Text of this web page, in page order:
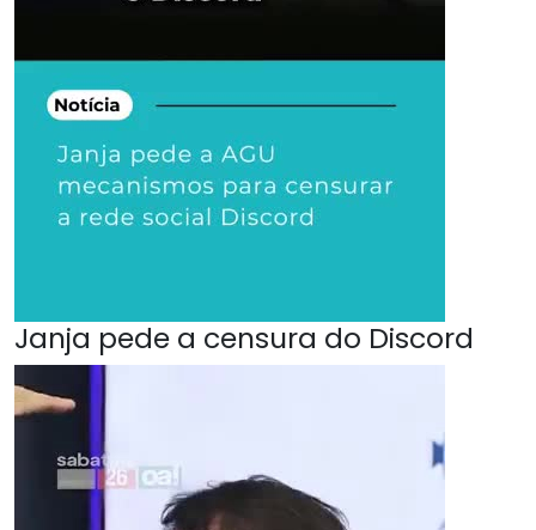
Janja pede a censura do Discord